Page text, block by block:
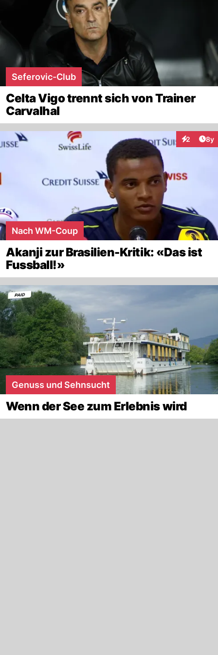
Seferovic-Club
Celta Vigo trennt sich von Trainer
Carvalhal
2 8y
Nach WM-Coup
Akanji zur Brasilien-Kritik: «Das ist
Fussball!»
Genuss und Sehnsucht
Wenn der See zum Erlebnis wird